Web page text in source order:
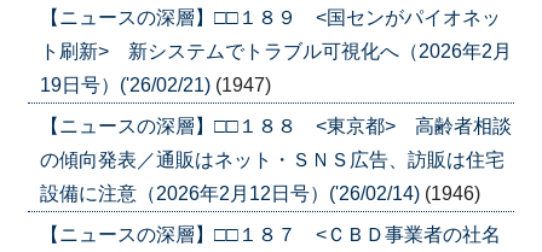
【ニュースの深層】□□１８９ <国センがパイオネッ
ト刷新> 新システムでトラブル可視化へ（2026年2月
19日号）('26/02/21) (1947)
【ニュースの深層】□□１８８ <東京都> 高齢者相談
の傾向発表／通販はネット・ＳＮＳ広告、訪販は住宅
設備に注意（2026年2月12日号）('26/02/14) (1946)
【ニュースの深層】□□１８７ <ＣＢＤ事業者の社名